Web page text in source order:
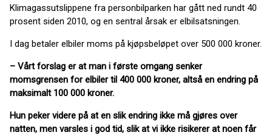
Klimagassutslippene fra personbilparken har gått ned rundt 40
prosent siden 2010, og en sentral årsak er elbilsatsningen.
I dag betaler elbiler moms på kjøpsbeløpet over 500 000 kroner.
– Vårt forslag er at man i første omgang senker
momsgrensen for elbiler til 400 000 kroner, altså en endring på
maksimalt 100 000 kroner.
Hun peker videre på at en slik endring ikke må gjøres over
natten, men varsles i god tid, slik at vi ikke risikerer at noen får